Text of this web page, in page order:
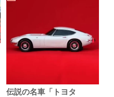
伝説の名車「トヨタ